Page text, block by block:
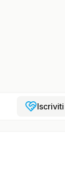
Iscriviti